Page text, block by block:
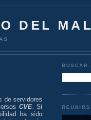
DEL MAL
de servidores
CVE. Si
ha sido
BUSCAR